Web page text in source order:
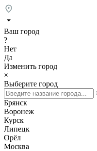
Ваш город
?
Нет
Да
Изменить город
×
Выберите город
Брянск
Воронеж
Курск
Липецк
Орёл
Москва